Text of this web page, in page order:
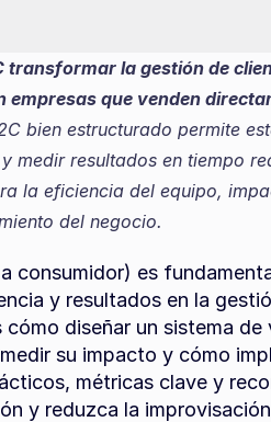
transformar la gestión de
que venden
bien estructurado permite
medir resultados en tiempo
la eficiencia del equipo,
del negocio.
consumidor) es
y resultados en la
diseñar un sistema de
su impacto y cómo
métricas clave y
y reduzca la